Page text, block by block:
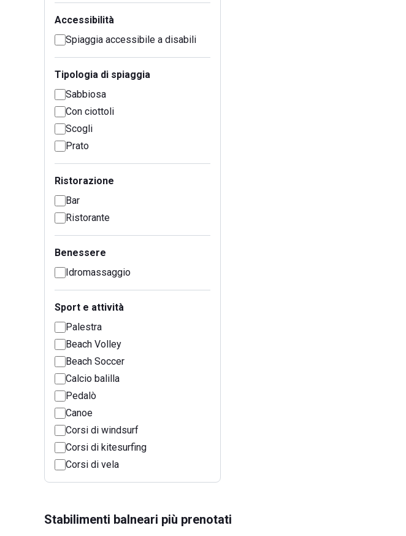
Accessibilità
Spiaggia accessibile a disabili
Tipologia di spiaggia
Sabbiosa
Con ciottoli
Scogli
Prato
Ristorazione
Bar
Ristorante
Benessere
Idromassaggio
Sport e attività
Palestra
Beach Volley
Beach Soccer
Calcio balilla
Pedalò
Canoe
Corsi di windsurf
Corsi di kitesurfing
Corsi di vela
Stabilimenti balneari più prenotati